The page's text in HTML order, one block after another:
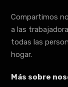
Compartimos
a las
todas las
hogar.
Más sobre